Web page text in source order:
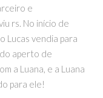
e
rs. No início de
Lucas vendia para
aperto de
a Luana, e a Luana
para ele!